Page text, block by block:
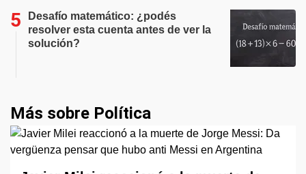
Desafío matemático: ¿podés
resolver esta cuenta antes de ver la
solución?
Más sobre Política